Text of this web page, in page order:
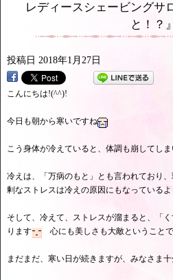
レディースシェービングサ
と！？』
投稿日 2018年1月27日
こんにちは!(^^)!
今日も朝から寒いですね
こう身体が冷えていると、体調も崩してしま
冷えは、「万病のもと」とも言われており
剰なストレスは冷えの原因にもなっている
そして、冷えて、ストレスが溜まると、「
ります
心にも美しさも大敵ということ
まだまだ、寒い日が続きますが、みなさま